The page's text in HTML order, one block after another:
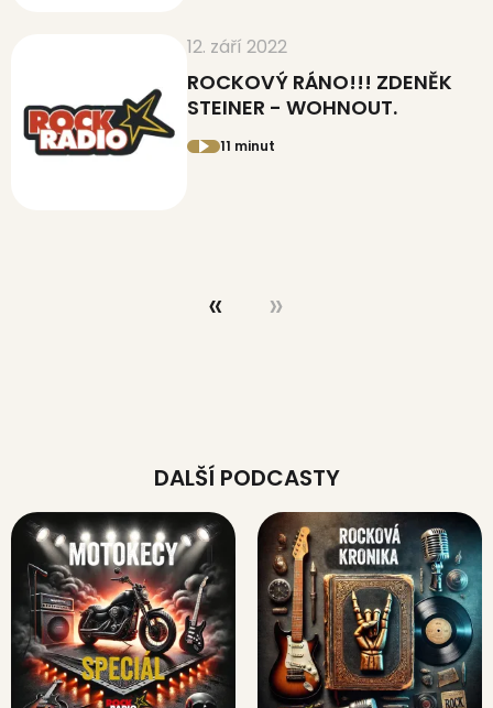
12. září 2022
ROCKOVÝ RÁNO!!! ZDENĚK
STEINER - WOHNOUT.
11 minut
DALŠÍ PODCASTY